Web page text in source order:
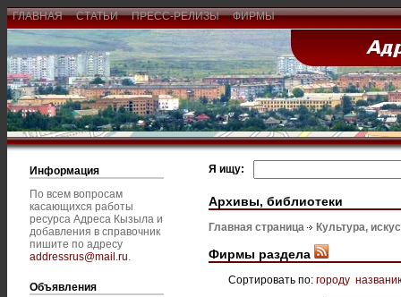
ГЛАВНАЯ СТАТЬИ ПРЕСС-РЕЛИЗЫ ФИРМЫ
Информация
По всем вопросам
касающихся работы
ресурса Адреса Кызыла и
добавления в справочник
пишите по адресу
addressrus@mail.ru.
Объявления
Я ищу:
Архивы, библиотеки
Главная страница Культура,
Фирмы раздела
Сортировать по: городу